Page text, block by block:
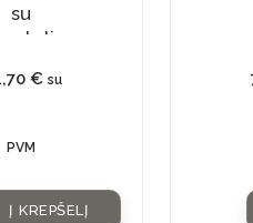
su
€ su
PVM
Į KREPŠELĮ